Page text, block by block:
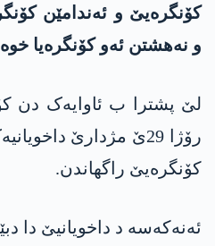
کۆنگرەیێ و ئەندامێن
و نەھشتن ئەو کۆنگرەیا
لێ پشترا ب ئاوایەک دن
رۆژا 29ێ مژدارێ
کۆنگرەیێ راگھاندن.
ئەنەکەسە د داخویانیێ دا